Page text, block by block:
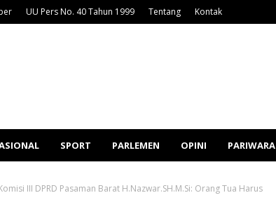
UU Pers No. 40 Tahun 1999 Tentang Kontak
SPORT PARLEMEN OPINI PARIWARA
III DPRD Pasaman Barat H.Nazwar.SH.M.Si: Orang Tua Harus